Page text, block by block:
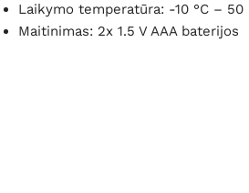
Laikymo temperatūra: -10 °C – 50
Maitinimas: 2x 1.5 V AAA baterijos